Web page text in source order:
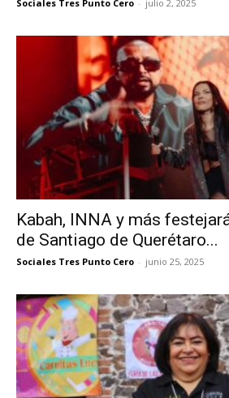
Sociales Tres Punto Cero - julio 2, 2025
Kabah, INNA y más
de Santiago de Querétaro...
Sociales Tres Punto Cero - junio 25, 2025